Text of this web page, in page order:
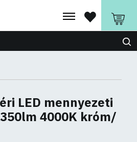
LED mennyezeti
4000K króm/